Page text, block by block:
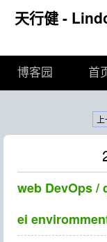
天行健 -
博客园 首
web DevOps /
ei